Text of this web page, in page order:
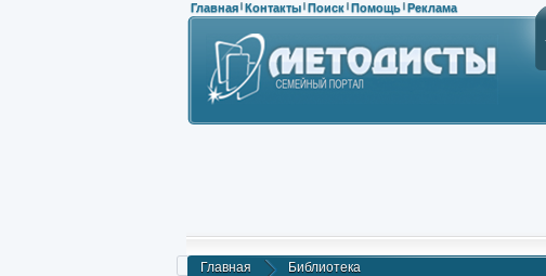
Главная | Контакты | Поиск | Помощь | Реклама
Главная Библиотека